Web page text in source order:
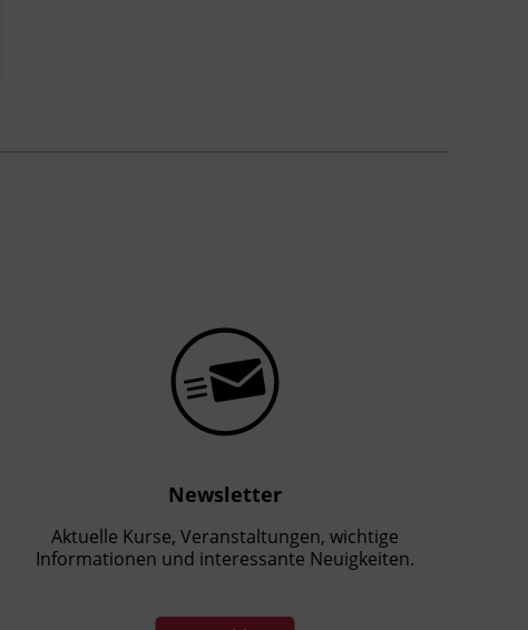
Newsletter
Aktuelle Kurse, Veranstaltungen, wichtige
Informationen und interessante Neuigkeiten.